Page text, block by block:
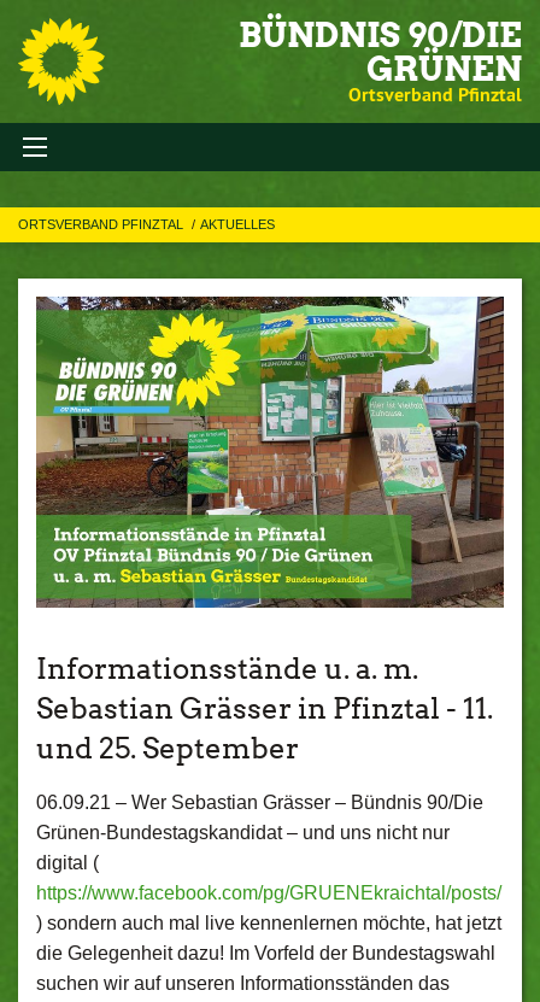
BÜNDNIS 90/DIE
GRÜNEN
Ortsverband Pfinztal
ORTSVERBAND PFINZTAL AKTUELLES
Informationsstände u. a. m.
Sebastian Grässer in Pfinztal - 11.
und 25. September
06.09.21 – Wer Sebastian Grässer – Bündnis 90/Die
Grünen-Bundestagskandidat – und uns nicht nur
digital (
https://www.facebook.com/pg/GRUENEkraichtal/posts/
) sondern auch mal live kennenlernen möchte, hat jetzt
die Gelegenheit dazu! Im Vorfeld der Bundestagswahl
suchen wir auf unseren Informationsständen das